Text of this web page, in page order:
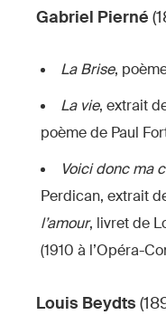
Gabriel Pierné
La Brise,
La vie, extrait
poème de Paul
Voici donc ma
Perdican, extrait
l’amour, livret de
(1910 à l’Opéra-
Louis Beydts